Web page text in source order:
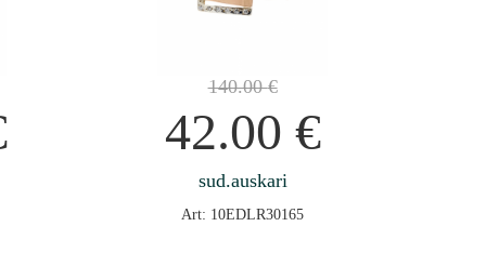
140.00€
42.00 €
sud.auskari
Art: 10EDLR30165